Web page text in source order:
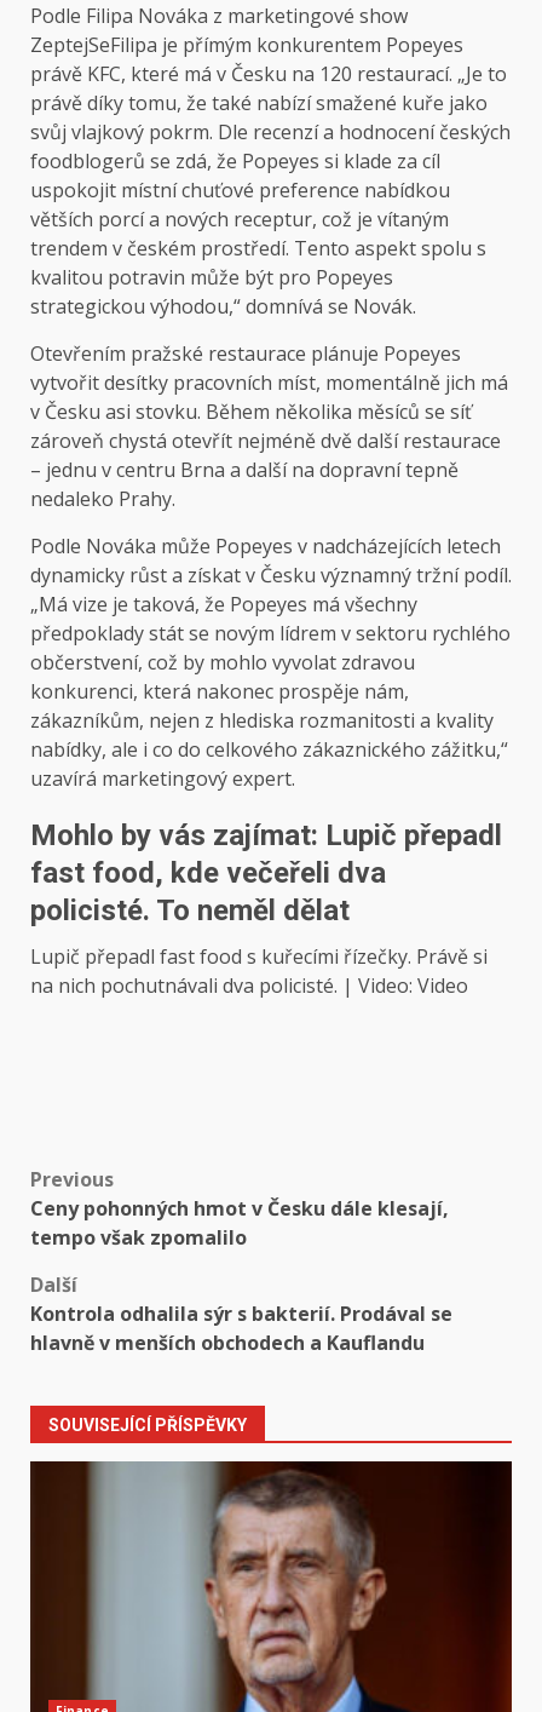
Podle Filipa Nováka z marketingové show
ZeptejSeFilipa je přímým konkurentem Popeyes
právě KFC, které má v Česku na 120 restaurací. „Je to
právě díky tomu, že také nabízí smažené kuře jako
svůj vlajkový pokrm. Dle recenzí a hodnocení českých
foodblogerů se zdá, že Popeyes si klade za cíl
uspokojit místní chuťové preference nabídkou
větších porcí a nových receptur, což je vítaným
trendem v českém prostředí. Tento aspekt spolu s
kvalitou potravin může být pro Popeyes
strategickou výhodou,“ domnívá se Novák.
Otevřením pražské restaurace plánuje Popeyes
vytvořit desítky pracovních míst, momentálně jich má
v Česku asi stovku. Během několika měsíců se síť
zároveň chystá otevřít nejméně dvě další restaurace
– jednu v centru Brna a další na dopravní tepně
nedaleko Prahy.
Podle Nováka může Popeyes v nadcházejících letech
dynamicky růst a získat v Česku významný tržní podíl.
„Má vize je taková, že Popeyes má všechny
předpoklady stát se novým lídrem v sektoru rychlého
občerstvení, což by mohlo vyvolat zdravou
konkurenci, která nakonec prospěje nám,
zákazníkům, nejen z hlediska rozmanitosti a kvality
nabídky, ale i co do celkového zákaznického zážitku,“
uzavírá marketingový expert.
Mohlo by vás zajímat: Lupič přepadl
fast food, kde večeřeli dva
policisté. To neměl dělat
Lupič přepadl fast food s kuřecími řízečky. Právě si
na nich pochutnávali dva policisté. | Video: Video
Post
navigation
Previous
Ceny pohonných hmot v Česku dále klesají,
tempo však zpomalilo
Další
Kontrola odhalila sýr s bakterií. Prodával se
hlavně v menších obchodech a Kauflandu
SOUVISEJÍCÍ PŘÍSPĚVKY